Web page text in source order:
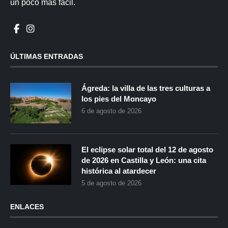
un poco más fácil.
ÚLTIMAS ENTRADAS
Ágreda: la villa de las tres culturas a
los pies del Moncayo
6 de agosto de 2026
El eclipse solar total del 12 de agosto
de 2026 en Castilla y León: una cita
histórica al atardecer
5 de agosto de 2026
ENLACES